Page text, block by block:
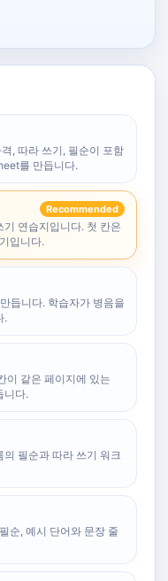
, 따라 쓰기, 필순이 포함
를 만듭니다.
Recommended
연습지입니다. 첫 칸은
입니다.
듭니다. 학습자가 병음을
.
이 같은 페이지에 있는
니다.
필순과 따라 쓰기 워크
순, 예시 단어와 문장 줄